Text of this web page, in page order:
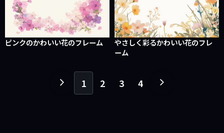
ピンクのかわいい花のフレーム
やさしく彩るかわいい花のフレ
ーム
1 2 3 4